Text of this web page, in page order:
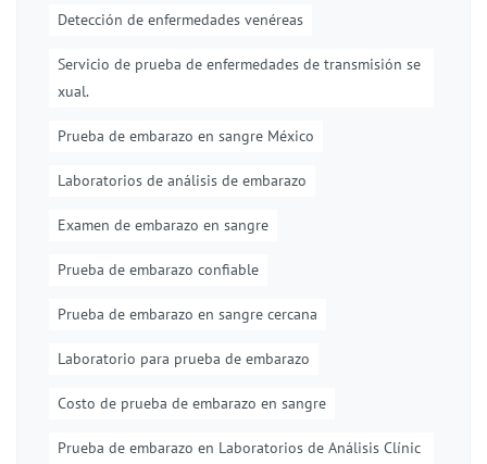
Detección de enfermedades venéreas
Servicio de prueba de enfermedades de transmisión se
xual.
Prueba de embarazo en sangre México
Laboratorios de análisis de embarazo
Examen de embarazo en sangre
Prueba de embarazo confiable
Prueba de embarazo en sangre cercana
Laboratorio para prueba de embarazo
Costo de prueba de embarazo en sangre
Prueba de embarazo en Laboratorios de Análisis Clínic